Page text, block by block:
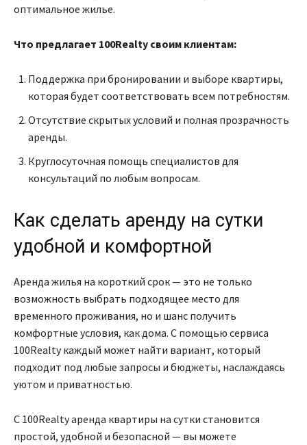
оптимальное жилье.
Что предлагает 100Realty своим клиентам:
Поддержка при бронировании и выборе квартиры,
которая будет соответствовать всем потребностям.
Отсутствие скрытых условий и полная прозрачность
аренды.
Круглосуточная помощь специалистов для
консультаций по любым вопросам.
Как сделать аренду на сутки
удобной и комфортной
Аренда жилья на короткий срок — это не только
возможность выбрать подходящее место для
временного проживания, но и шанс получить
комфортные условия, как дома. С помощью сервиса
100Realty каждый может найти вариант, который
подходит под любые запросы и бюджеты, наслаждаясь
уютом и приватностью.
С 100Realty аренда квартиры на сутки становится
простой, удобной и безопасной — вы можете